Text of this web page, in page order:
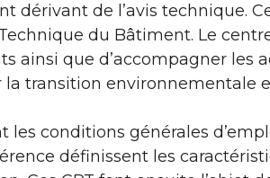
dérivant de l’avis technique.
du Bâtiment. Le
ainsi que d’accompagner les
la transition environnementale
les conditions générales
définissent les